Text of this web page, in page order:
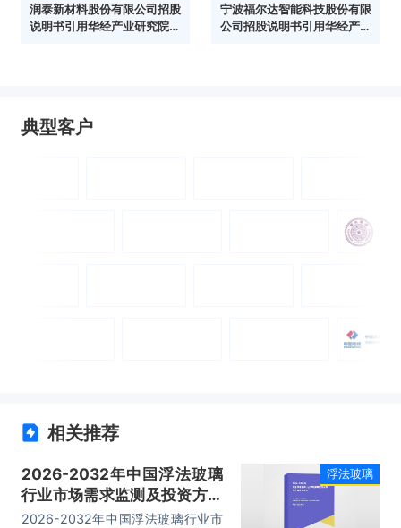
润泰新材料股份有限公司招股
说明书引用华经产业研究院数
宁波福尔达智能科技股份有限
公司招股说明书引用华经产业
典型客户
相关推荐
2026-2032年中国浮法玻璃
行业市场需求监测及投资方向
研究报告
2026-2032年中国浮法玻璃行业市
浮法玻璃